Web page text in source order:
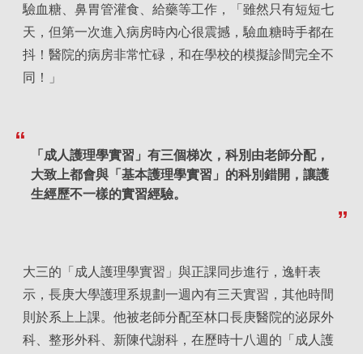
驗血糖、鼻胃管灌食、給藥等工作，「雖然只有短短七
天，但第一次進入病房時內心很震撼，驗血糖時手都在
抖！醫院的病房非常忙碌，和在學校的模擬診間完全不
同！」
「成人護理學實習」有三個梯次，科別由老師分配，
大致上都會與「基本護理學實習」的科別錯開，讓護
生經歷不一樣的實習經驗。
大三的「成人護理學實習」與正課同步進行，逸軒表
示，長庚大學護理系規劃一週內有三天實習，其他時間
則於系上上課。他被老師分配至林口長庚醫院的泌尿外
科、整形外科、新陳代謝科，在歷時十八週的「成人護